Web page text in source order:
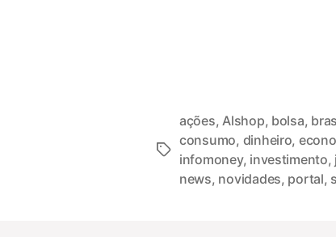
ações, Alshop, bolsa,
consumo, dinheiro,
infomoney, investimento,
news, novidades, portal,